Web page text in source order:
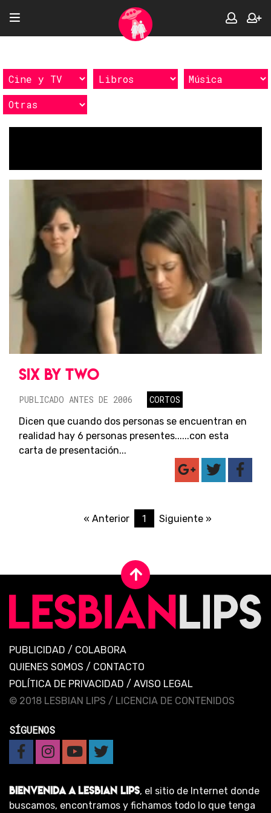
SIX BY TWO
PUBLICADO ANTES DE 2006
CORTOS
Dicen que cuando dos personas se encuentran en
realidad hay 6 personas presentes......con esta
carta de presentación...
« Anterior 1 Siguiente »
PUBLICIDAD / COLABORA
QUIENES SOMOS / CONTACTO
POLÍTICA DE PRIVACIDAD / AVISO LEGAL
© 2018 LESBIAN LIPS / LICENCIA DE CONTENIDOS
SÍGUENOS
BIENVENIDA A LESBIAN LIPS, el sitio de Internet donde
buscamos, encontramos y fichamos todo lo que tenga